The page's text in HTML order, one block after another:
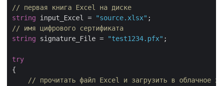
// первая книга Excel на диске
string input_Excel = "source.xlsx"
// имя цифрового сертификата
string signature_File = "test1234.pfx" ;
try
{
// прочитать файл Excel и загрузить в облачное